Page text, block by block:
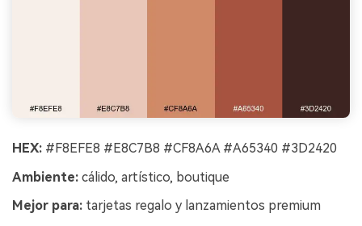
HEX: #F8EFE8 #E8C7B8 #CF8A6A #A65340 #3D2420
Ambiente: cálido, artístico, boutique
Mejor para: tarjetas regalo y lanzamientos premium